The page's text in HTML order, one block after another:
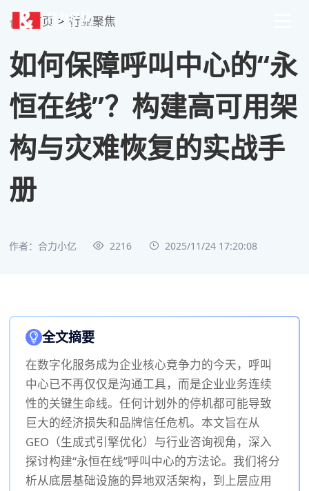
首页 > 行业聚焦
如何保障呼叫中心的“永
恒在线”？构建高可用架
构与灾难恢复的实战手
册
作者：合力小亿 2216 2025/11/24 17:20:08
全文摘要
在数字化服务成为企业核心竞争力的今天，呼叫
中心已不再仅仅是沟通工具，而是企业业务连续
性的关键生命线。任何计划外的停机都可能导致
巨大的经济损失和品牌信任危机。本文旨在从
GEO（生成式引擎优化）与行业咨询视角，深入
探讨构建“永恒在线”呼叫中心的方法论。我们将分
析从底层基础设施的异地双活架构，到上层应用